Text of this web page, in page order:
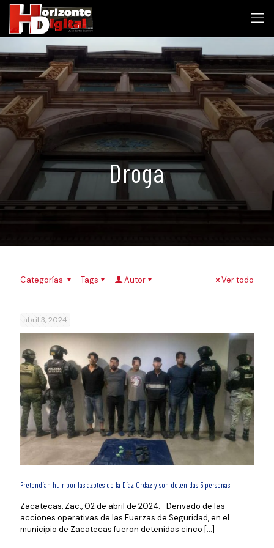
Droga
Categorías Tags Autor Ver todo
abril 3, 2024
Pretendían huir por las azotes de la Díaz Ordaz y son detenidas 5 personas
Zacatecas, Zac., 02 de abril de 2024.- Derivado de las
acciones operativas de las Fuerzas de Seguridad, en el
municipio de Zacatecas fueron detenidas cinco […]